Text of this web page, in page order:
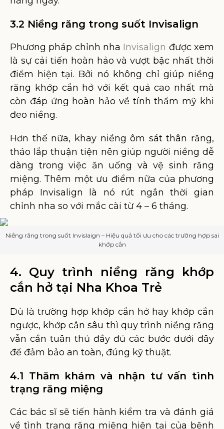
3.2 Niềng răng trong suốt Invisalign
Phương pháp chỉnh nha Invisalign được xem
là sự cải tiến hoàn hảo và vượt bậc nhất thời
điểm hiện tại. Bởi nó không chỉ giúp niềng
răng khớp cắn hở với kết quả cao nhất mà
còn đáp ứng hoàn hảo về tính thẩm mỹ khi
đeo niềng.
Hơn thế nữa, khay niềng ôm sát thân răng,
tháo lắp thuận tiện nên giúp người niềng dễ
dàng trong việc ăn uống và vệ sinh răng
miệng. Thêm một ưu điểm nữa của phương
pháp Invisalign là nó rút ngắn thời gian
chỉnh nha so với mắc cài từ 4 – 6 tháng.
Niềng răng trong suốt Invislaign – Hiệu quả tối ưu cho các trường hợp sai
khớp cắn
4. Quy trình niềng răng khớp
cắn hở tại Nha Khoa Trẻ
Dù là trường hợp khớp cắn hở hay khớp cắn
ngược, khớp cắn sâu thì quy trình niềng răng
vẫn cần tuân thủ đầy đủ các bước dưới đây
để đảm bảo an toàn, đúng kỹ thuật.
4.1 Thăm khám và nhận tư vấn tình
trạng răng miệng
Các bác sĩ sẽ tiến hành kiểm tra và đánh giá
về tình trạng răng miệng hiện tại của bệnh